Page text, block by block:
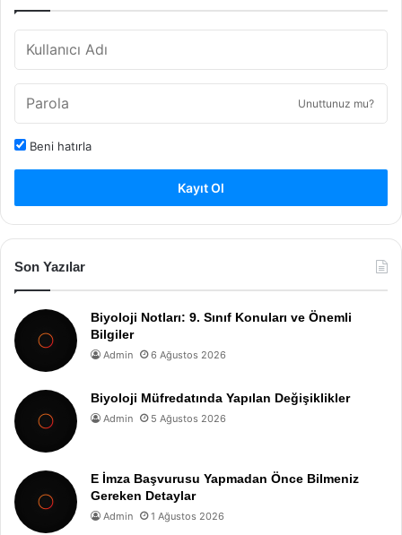
Unuttunuz mu?
Beni hatırla
Kayıt Ol
Son Yazılar
Biyoloji Notları: 9. Sınıf Konuları ve Önemli
Bilgiler
Admin 6 Ağustos 2026
Biyoloji Müfredatında Yapılan Değişiklikler
Admin 5 Ağustos 2026
E İmza Başvurusu Yapmadan Önce Bilmeniz
Gereken Detaylar
Admin 1 Ağustos 2026